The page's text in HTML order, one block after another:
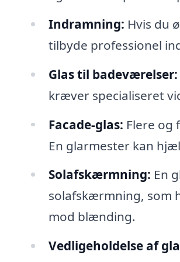
Indramning: Hvis du
tilbyde professionel
Glas til badeværelser:
kræver specialiseret
Facade-glas: Flere og
En glarmester kan
Solafskærmning: En
solafskærmning, som
mod blænding.
Vedligeholdelse af